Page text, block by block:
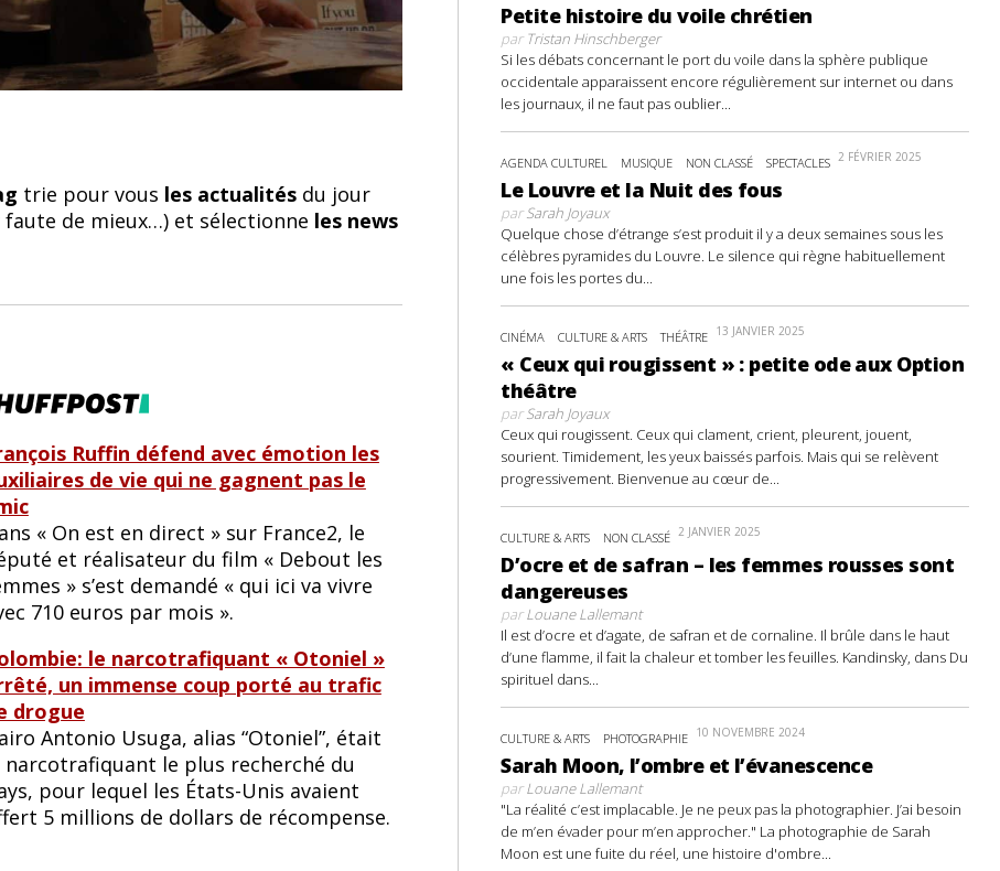
trie pour vous les actualités du jour
de mieux…) et sélectionne les news
Ruffin défend avec émotion les
de vie qui ne gagnent pas le
« On est en direct » sur France2, le
et réalisateur du film « Debout les
» s’est demandé « qui ici va vivre
710 euros par mois ».
le narcotrafiquant « Otoniel »
un immense coup porté au trafic
drogue
Antonio Usuga, alias “Otoniel”, était
narcotrafiquant le plus recherché du
pour lequel les États-Unis avaient
5 millions de dollars de récompense.
Petite histoire du voile chrétien
parTristan Hinschberger
Si les débats concernant le port du voile dans la sphère publique
occidentale apparaissent encore régulièrement sur internet ou dans
les journaux, il ne faut pas oublier...
AGENDA CULTUREL MUSIQUE NON CLASSÉ SPECTACLES 2 FÉVRIER 2025
Le Louvre et la Nuit des fous
parSarah Joyaux
Quelque chose d’étrange s’est produit il y a deux semaines sous les
célèbres pyramides du Louvre. Le silence qui règne habituellement
une fois les portes du...
CINÉMA CULTURE & ARTS THÉÂTRE 13 JANVIER 2025
« Ceux qui rougissent » : petite ode aux Option
théâtre
parSarah Joyaux
Ceux qui rougissent. Ceux qui clament, crient, pleurent, jouent,
sourient. Timidement, les yeux baissés parfois. Mais qui se relèvent
progressivement. Bienvenue au cœur de...
CULTURE & ARTS NON CLASSÉ 2 JANVIER 2025
D’ocre et de safran – les femmes rousses sont
dangereuses
parLouane Lallemant
Il est d’ocre et d’agate, de safran et de cornaline. Il brûle dans le haut
d’une flamme, il fait la chaleur et tomber les feuilles. Kandinsky, dans Du
spirituel dans...
CULTURE & ARTS PHOTOGRAPHIE 10 NOVEMBRE 2024
Sarah Moon, l’ombre et l’évanescence
parLouane Lallemant
"La réalité c’est implacable. Je ne peux pas la photographier. J’ai besoin
de m’en évader pour m’en approcher." La photographie de Sarah
Moon est une fuite du réel, une histoire d'ombre...